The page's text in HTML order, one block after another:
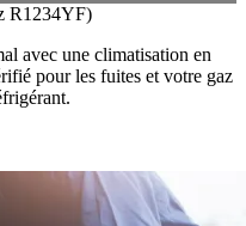
R1234YF)
avec une climatisation en
pour les fuites et votre gaz